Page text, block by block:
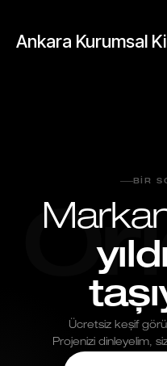
Ankara Kurumsal
BIR
Ücretsiz keşif
Projenizi dinleyelim,